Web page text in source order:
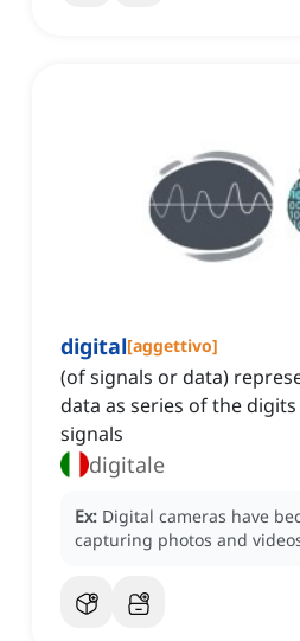
digital[aggettivo]
(of signals or data)
data as series of the
signals
digitale
Ex: Digital cameras have
capturing photos and